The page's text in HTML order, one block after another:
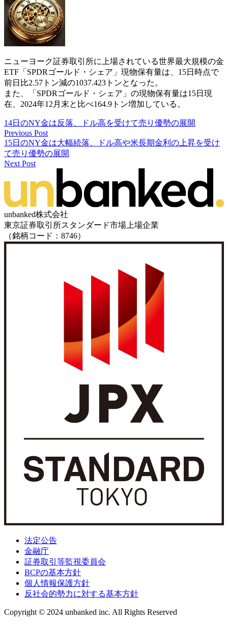
ニューヨーク証券取引所に上場されている世界最大規模の金
ETF「SPDRゴールド・シェア」現物保有量は、15日時点で
前日比2.57トン減の1037.423トンとなった。
また、「SPDRゴールド・シェア」の現物保有量は15日現
在、2024年12月末と比べ164.9トン増加している。
14日のNY金は反落、ドル高を受けて売り優勢の展開
Previous Post
15日のNY金は大幅続落、ドル高や米長期金利の上昇を受け
て売り優勢の展開
Next Post
unbanked株式会社
東京証券取引所スタンダード市場上場企業
（銘柄コード：8746）
法定公告
金融庁
証券取引等監視委員会
BCPの基本方針
個人情報保護方針
反社会的勢力に対する基本方針
Copyright © 2024 unbanked inc. All Rights Reserved